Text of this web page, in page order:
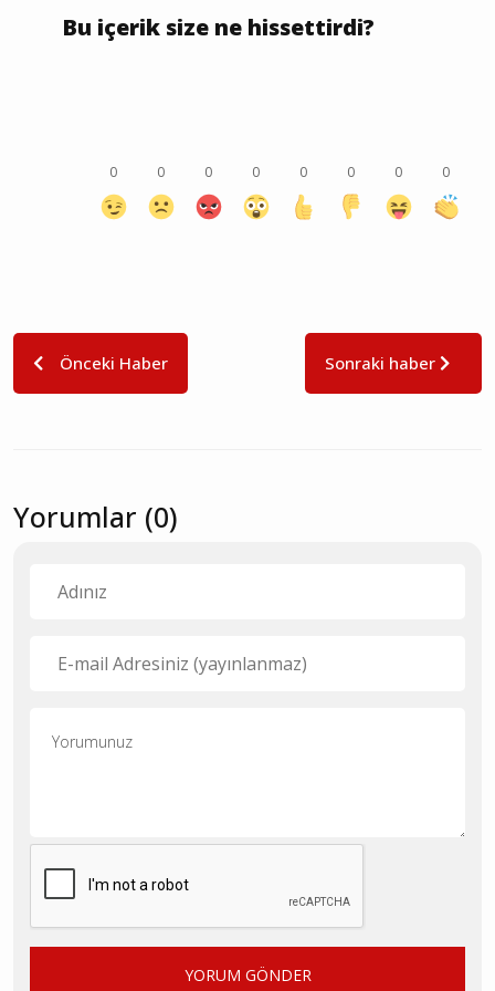
Bu içerik size ne hissettirdi?
0 0 0 0 0 0 0 0
Önceki Haber Sonraki haber
Yorumlar (0)
YORUM GÖNDER